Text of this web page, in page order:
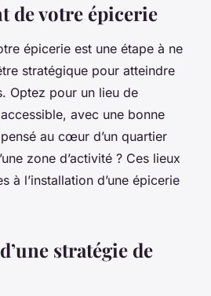
de votre épicerie
épicerie est une étape à ne
stratégique pour atteindre
Optez pour un lieu de
avec une bonne
au cœur d’un quartier
zone d’activité ? Ces lieux
à l’installation d’une épicerie
stratégie de